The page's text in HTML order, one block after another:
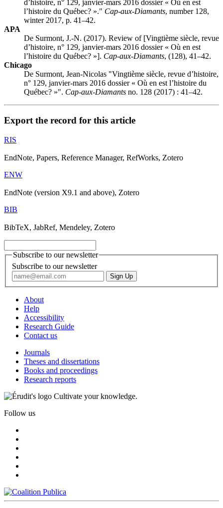
d’histoire, n° 129, janvier-mars 2016 dossier « Où en est
l’histoire du Québec? »." Cap-aux-Diamants, number 128,
winter 2017, p. 41–42.
APA
De Surmont, J.-N. (2017). Review of [Vingtième siècle, revue
d’histoire, n° 129, janvier-mars 2016 dossier « Où en est
l’histoire du Québec? »]. Cap-aux-Diamants, (128), 41–42.
Chicago
De Surmont, Jean-Nicolas "Vingtième siècle, revue d’histoire,
n° 129, janvier-mars 2016 dossier « Où en est l’histoire du
Québec? »". Cap-aux-Diamants no. 128 (2017) : 41–42.
Export the record for this article
RIS
EndNote, Papers, Reference Manager, RefWorks, Zotero
ENW
EndNote (version X9.1 and above), Zotero
BIB
BibTeX, JabRef, Mendeley, Zotero
Subscribe to our newsletter
Subscribe to our newsletter
About
Help
Accessibility
Research Guide
Contact us
Journals
Theses and dissertations
Books and proceedings
Research reports
Cultivate your knowledge.
Follow us